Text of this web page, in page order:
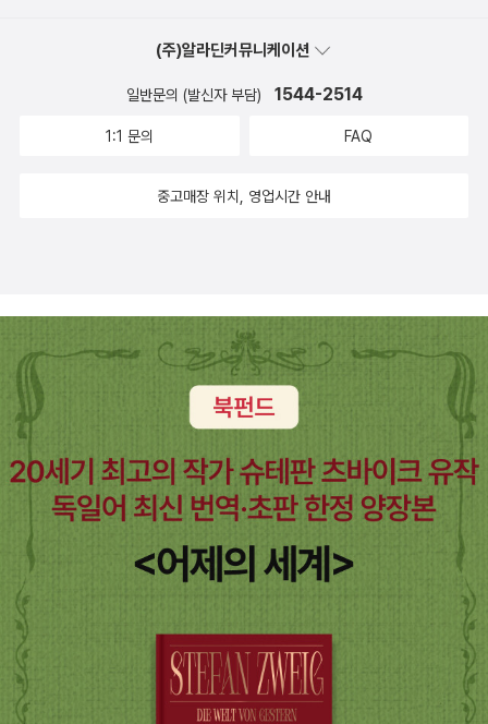
(주)알라딘커뮤니케이션
일반문의 (발신자 부담) 1544-2514
1:1 문의 FAQ
중고매장 위치, 영업시간 안내